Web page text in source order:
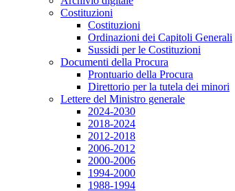
Costituzioni
Costituzioni
Ordinazioni dei Capitoli Generali
Sussidi per le Costituzioni
Documenti della Procura
Prontuario della Procura
Direttorio per la tutela dei minori
Lettere del Ministro generale
2024-2030
2018-2024
2012-2018
2006-2012
2000-2006
1994-2000
1988-1994